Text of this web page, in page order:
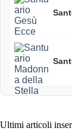
Ultimi articoli